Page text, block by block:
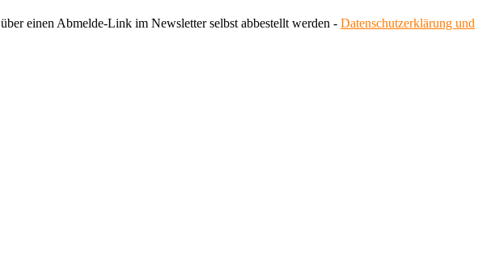
einen Abmelde-Link im Newsletter selbst abbestellt werden - Datenschutzerklärung und